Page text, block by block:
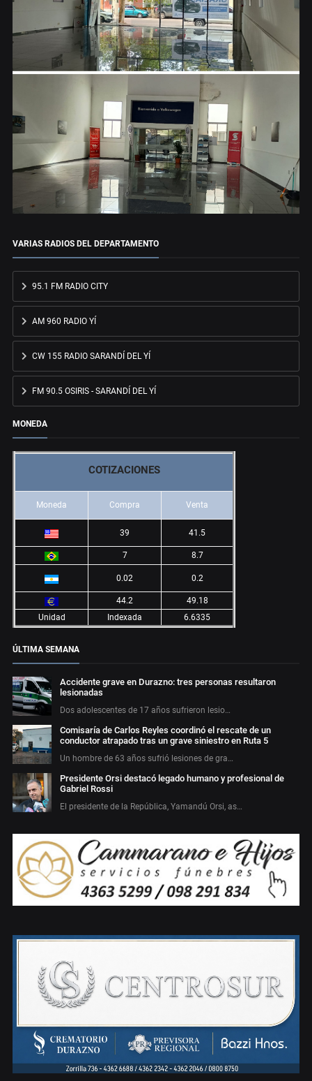
VARIAS RADIOS DEL DEPARTAMENTO
95.1 FM RADIO CITY
AM 960 RADIO YÍ
CW 155 RADIO SARANDÍ DEL YÍ
FM 90.5 OSIRIS - SARANDÍ DEL YÍ
MONEDA
COTIZACIONES
Moneda Compra Venta
39 41.5
7 8.7
0.02 0.2
44.2
49.18
Unidad
Indexada 6.6335
ÚLTIMA SEMANA
Accidente grave en Durazno: tres personas resultaron
lesionadas
Dos adolescentes de 17 años sufrieron lesio…
Comisaría de Carlos Reyles coordinó el rescate de un
conductor atrapado tras un grave siniestro en Ruta 5
Un hombre de 63 años sufrió lesiones de gra…
Presidente Orsi destacó legado humano y profesional de
Gabriel Rossi
El presidente de la República, Yamandú Orsi, as…